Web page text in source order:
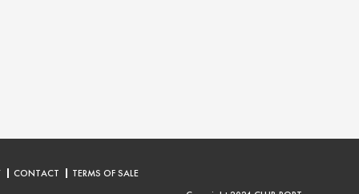
CONTACT
TERMS OF SALE